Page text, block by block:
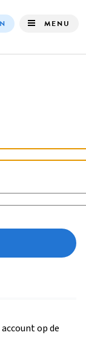
MENU
op de